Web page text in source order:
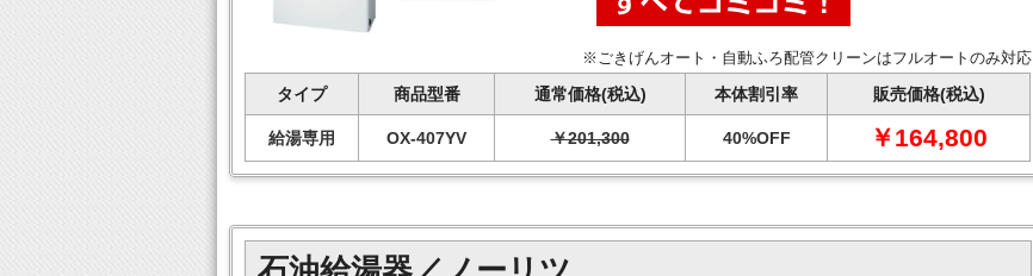
※ごきげんオート・自動ふろ配管クリーンはフルオートのみ対応
タイプ 商品型番 通常価格(税込) 本体割引率 販売価格(税込)
給湯専用 OX-407YV ￥201,300 40%OFF ￥164,800